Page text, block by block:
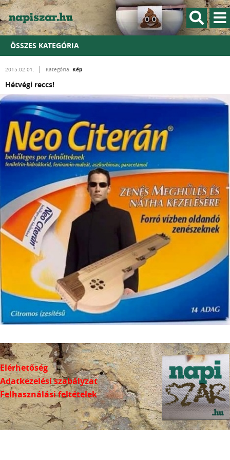
ÖSSZES KATEGÓRIA
2015.02.01. Kategória: Kép
Hétvégi reccs!
Elérhetőség
Adatkezelési szabályzat
Felhasználási feltételek